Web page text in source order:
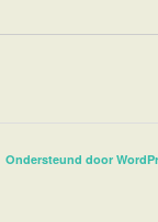
Ondersteund door